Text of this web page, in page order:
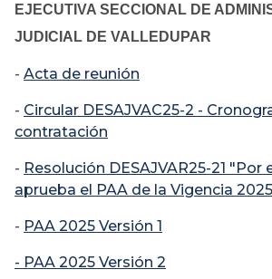
EJECUTIVA SECCIONAL DE
JUDICIAL DE VALLEDUPAR
- Acta de reunión
- Circular DESAJVAC25-2 -
contratación
- Resolución DESAJVAR25-21 "Por
aprueba el PAA de la Vigencia
- PAA 2025 Versión 1
- PAA 2025 Versión 2